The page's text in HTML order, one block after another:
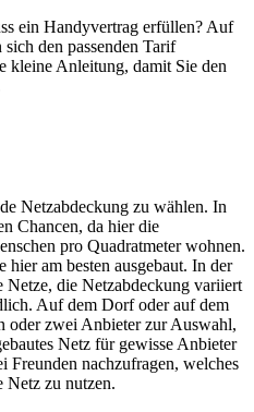
ein Handyvertrag erfüllen? Auf
den passenden Tarif
kleine Anleitung, damit Sie den
Netzabdeckung zu wählen. In
Chancen, da hier die
pro Quadratmeter wohnen.
am besten ausgebaut. In der
Netze, die Netzabdeckung variiert
Auf dem Dorf oder auf dem
oder zwei Anbieter zur Auswahl,
Netz für gewisse Anbieter
Freunden nachzufragen, welches
Netz zu nutzen.